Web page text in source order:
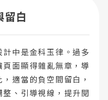
留白
計中是金科玉律。過多
面顯得雜亂無章，導
適當的負空間留白，
、引導視線，提升閱